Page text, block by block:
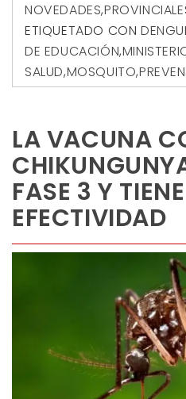
NOVEDADES,
ETIQUETADO CON
DE EDUCACIÓN,
SALUD,MOSQUITO,
LA VACUNA
FASE 3 Y
EFECTIVIDAD